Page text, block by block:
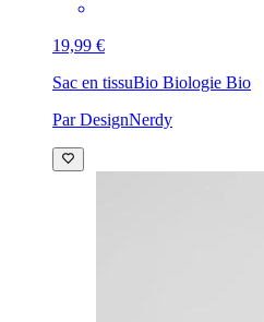
19,99 €
Sac en tissuBio Biologie Bio
Par DesignNerdy